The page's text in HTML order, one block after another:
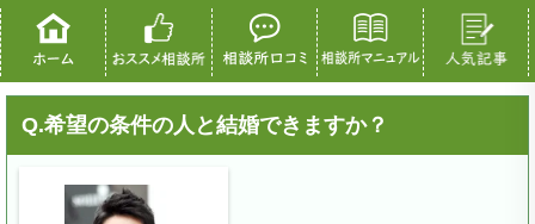
Q.希望の条件の人と結婚できますか？